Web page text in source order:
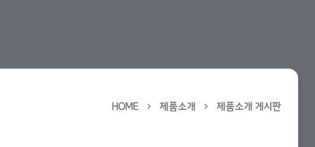
HOME 제품소개 제품소개 게시판